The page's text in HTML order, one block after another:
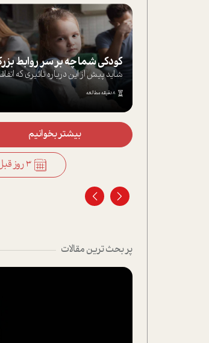
کودکی شما چه بر سر روابط بزرگسالی‌تان می‌آورد؟
شاید پیش از این درباره تاثیری که اتفاقات...
بیشتر بخوانیم
پر بحث ترین مقالات